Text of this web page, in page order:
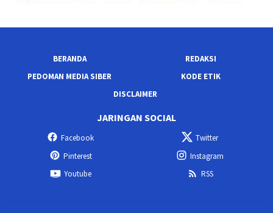
BERANDA
REDAKSI
PEDOMAN MEDIA SIBER
KODE ETIK
DISCLAIMER
JARINGAN SOCIAL
Facebook
Twitter
Pinterest
Instagram
Youtube
RSS